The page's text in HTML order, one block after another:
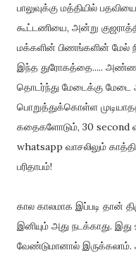
பாலுவுக்கு மத்தியில்
கூட்டணியை, அன்று
மக்களின் பிணங்களின் மேல்
இந்த துரோகத்தை.....
தொடர்ந்து மேடைக்கு மேடை
பொறுத்துக்கொள்ள
கதைகளோடும், 30 second
whatsapp வாசலிலும்
பரிதாபம்!
கால காலமாக இப்படி தான்
இனியும் அது நடக்காது.
வேண்டுமானால் இருக்கலாம்.